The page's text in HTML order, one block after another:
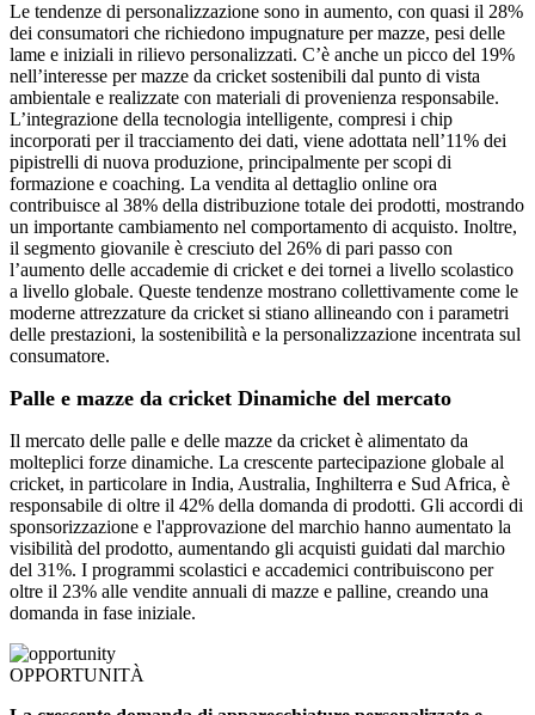
Le tendenze di personalizzazione sono in aumento, con quasi il 28%
dei consumatori che richiedono impugnature per mazze, pesi delle
lame e iniziali in rilievo personalizzati. C’è anche un picco del 19%
nell’interesse per mazze da cricket sostenibili dal punto di vista
ambientale e realizzate con materiali di provenienza responsabile.
L’integrazione della tecnologia intelligente, compresi i chip
incorporati per il tracciamento dei dati, viene adottata nell’11% dei
pipistrelli di nuova produzione, principalmente per scopi di
formazione e coaching. La vendita al dettaglio online ora
contribuisce al 38% della distribuzione totale dei prodotti, mostrando
un importante cambiamento nel comportamento di acquisto. Inoltre,
il segmento giovanile è cresciuto del 26% di pari passo con
l’aumento delle accademie di cricket e dei tornei a livello scolastico
a livello globale. Queste tendenze mostrano collettivamente come le
moderne attrezzature da cricket si stiano allineando con i parametri
delle prestazioni, la sostenibilità e la personalizzazione incentrata sul
consumatore.
Palle e mazze da cricket Dinamiche del mercato
Il mercato delle palle e delle mazze da cricket è alimentato da
molteplici forze dinamiche. La crescente partecipazione globale al
cricket, in particolare in India, Australia, Inghilterra e Sud Africa, è
responsabile di oltre il 42% della domanda di prodotti. Gli accordi di
sponsorizzazione e l'approvazione del marchio hanno aumentato la
visibilità del prodotto, aumentando gli acquisti guidati dal marchio
del 31%. I programmi scolastici e accademici contribuiscono per
oltre il 23% alle vendite annuali di mazze e palline, creando una
domanda in fase iniziale.
OPPORTUNITÀ